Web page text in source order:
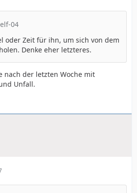
04
oder Zeit für ihn, um sich von dem
Denke eher letzteres.
nach der letzten Woche mit
Unfall.